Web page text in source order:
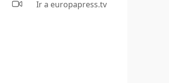
Ir a europapress.tv